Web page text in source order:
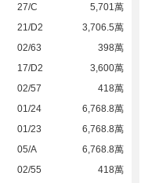
27/C
5,701萬
21/D2
3,706.5萬
02/63
398萬
17/D2
3,600萬
02/57
418萬
01/24
6,768.8萬
01/23
6,768.8萬
05/A
6,768.8萬
02/55
418萬